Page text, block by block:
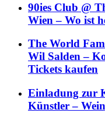
90ies Club @
Wien – Wo ist
The World
Wil Salden –
Tickets kaufen
Einladung zur
Künstler –